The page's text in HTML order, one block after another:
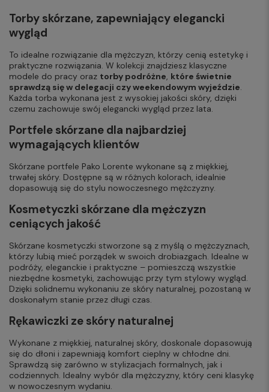
Torby skórzane, zapewniający elegancki
wygląd
To idealne rozwiązanie dla mężczyzn, którzy cenią estetykę i
praktyczne rozwiązania. W kolekcji znajdziesz klasyczne
modele do pracy oraz torby podróżne, które świetnie
sprawdzą się w delegacji czy weekendowym wyjeździe.
Każda torba wykonana jest z wysokiej jakości skóry, dzięki
czemu zachowuje swój elegancki wygląd przez lata.
Portfele skórzane dla najbardziej
wymagających klientów
Skórzane portfele Pako Lorente wykonane są z miękkiej,
trwałej skóry. Dostępne są w różnych kolorach, idealnie
dopasowują się do stylu nowoczesnego mężczyzny.
Kosmetyczki skórzane dla mężczyzn
ceniących jakość
Skórzane kosmetyczki stworzone są z myślą o mężczyznach,
którzy lubią mieć porządek w swoich drobiazgach. Idealne w
podróży, eleganckie i praktyczne – pomieszczą wszystkie
niezbędne kosmetyki, zachowując przy tym stylowy wygląd.
Dzięki solidnemu wykonaniu ze skóry naturalnej, pozostaną w
doskonałym stanie przez długi czas.
Rękawiczki ze skóry naturalnej
Wykonane z miękkiej, naturalnej skóry, doskonale dopasowują
się do dłoni i zapewniają komfort cieplny w chłodne dni.
Sprawdzą się zarówno w stylizacjach formalnych, jak i
codziennych. Idealny wybór dla mężczyzny, który ceni klasykę
w nowoczesnym wydaniu.